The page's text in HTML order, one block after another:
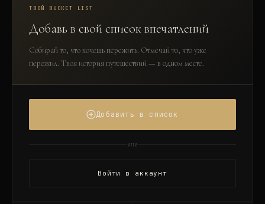
ТВОЙ BUCKET LIST
Добавь в свой список впечатлений
Собирай то, что хочешь пережить. Отмечай то, что уже
пережил. Твоя история путешествий — в одном месте.
Добавить в список
или
Войти в аккаунт